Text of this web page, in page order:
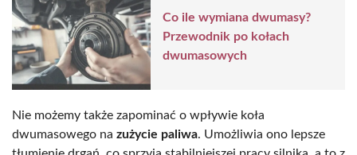
Co ile wymiana dwumasy?
Przewodnik po kołach
dwumasowych
Nie możemy także zapominać o wpływie koła
dwumasowego na zużycie paliwa. Umożliwia ono lepsze